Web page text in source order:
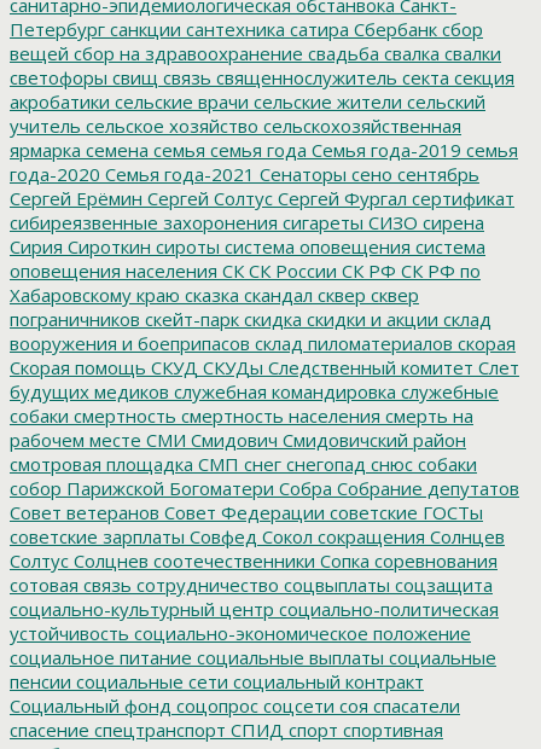
Петербург санкции сантехника сатира Сбербанк сбор
вещей сбор на здравоохранение свадьба свалка свалки
светофоры свищ связь священнослужитель секта секция
акробатики сельские врачи сельские жители сельский
учитель сельское хозяйство сельскохозяйственная
ярмарка семена семья семья года Семья года-2019 семья
года-2020 Семья года-2021 Сенаторы сено сентябрь
Сергей Ерёмин Сергей Солтус Сергей Фургал сертификат
сибиреязвенные захоронения сигареты СИЗО сирена
Сирия Сироткин сироты система оповещения система
оповещения населения СК СК России СК РФ СК РФ по
Хабаровскому краю сказка скандал сквер сквер
пограничников скейт-парк скидка скидки и акции склад
вооружения и боеприпасов склад пиломатериалов скорая
Скорая помощь СКУД СКУДы Следственный комитет Слет
будущих медиков служебная командировка служебные
собаки смертность смертность населения смерть на
рабочем месте СМИ Смидович Смидовичский район
смотровая площадка СМП снег снегопад снюс собаки
собор Парижской Богоматери Собра Собрание депутатов
Совет ветеранов Совет Федерации советские ГОСТы
советские зарплаты Совфед Сокол сокращения Солнцев
Солтус Солцнев соотечественники Сопка соревнования
сотовая связь сотрудничество соцвыплаты соцзащита
социально-культурный центр социально-политическая
устойчивость социально-экономическое положение
социальное питание социальные выплаты социальные
пенсии социальные сети социальный контракт
Социальный фонд соцопрос соцсети соя спасатели
спасение спецтранспорт СПИД спорт спортивная